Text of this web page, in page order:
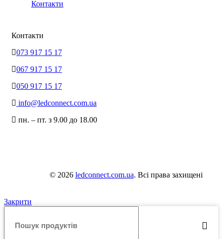
Контакти
Контакти
073 917 15 17
067 917 15 17
050 917 15 17
info@ledconnect.com.ua
пн. – пт. з 9.00 до 18.00
© 2026 ledconnect.com.ua. Всі права захищені
Закрити